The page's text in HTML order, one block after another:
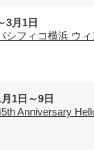
3月1日
シフィコ横浜 ウ
月1日～9日
Anniversary